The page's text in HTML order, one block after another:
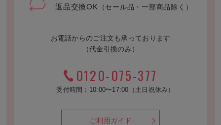
返品交換OK （セール品・一部商品除く）
お電話からのご注文も承っております
（代金引換のみ）
0120-075-377
受付時間：10:00〜17:00（土日祝休み）
ご利用ガイド